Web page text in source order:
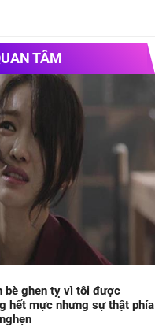
TÂM
bè ghen tỵ vì tôi được
hết mực nhưng sự thật phía